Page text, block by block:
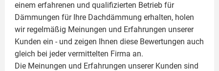
einem erfahrenen und qualifizierten Betrieb für
Dämmungen für Ihre Dachdämmung erhalten, holen
wir regelmäßig Meinungen und Erfahrungen unserer
Kunden ein - und zeigen Ihnen diese Bewertungen auch
gleich bei jeder vermittelten Firma an.
Die Meinungen und Erfahrungen unserer Kunden sind